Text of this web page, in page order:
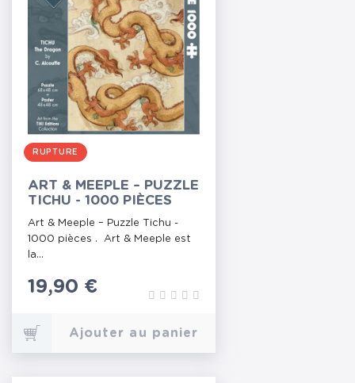
RUPTURE
ART & MEEPLE – PUZZLE
TICHU - 1000 PIÈCES
Art & Meeple – Puzzle Tichu -
1000 pièces . Art & Meeple est
la...
Prix
19,90 €
Ajouter au panier